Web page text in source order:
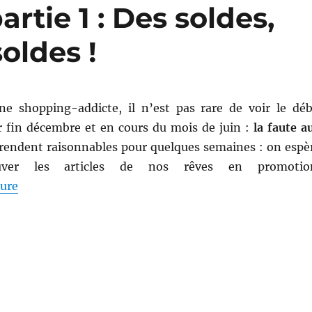
1 : Des soldes,
!
shopping-addicte, il n’est pas rare de voir le
fin décembre et en cours du mois de juin : la faute
raisonnables pour quelques semaines : on
les articles de nos rêves en
de « Shopping # 146, partie 1 : Des soldes, des